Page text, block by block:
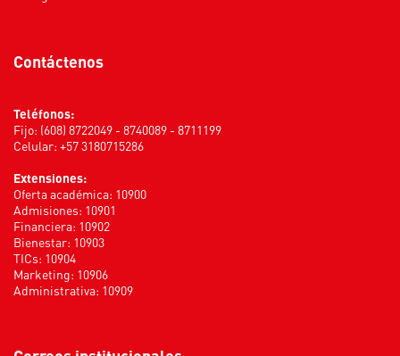
Contáctenos
Teléfonos:
Fijo: (608) 8722049 - 8740089 - 8711199
Celular: +57 3180715286
Extensiones:
Oferta académica: 10900
Admisiones: 10901
Financiera: 10902
Bienestar: 10903
TICs: 10904
Marketing: 10906
Administrativa: 10909